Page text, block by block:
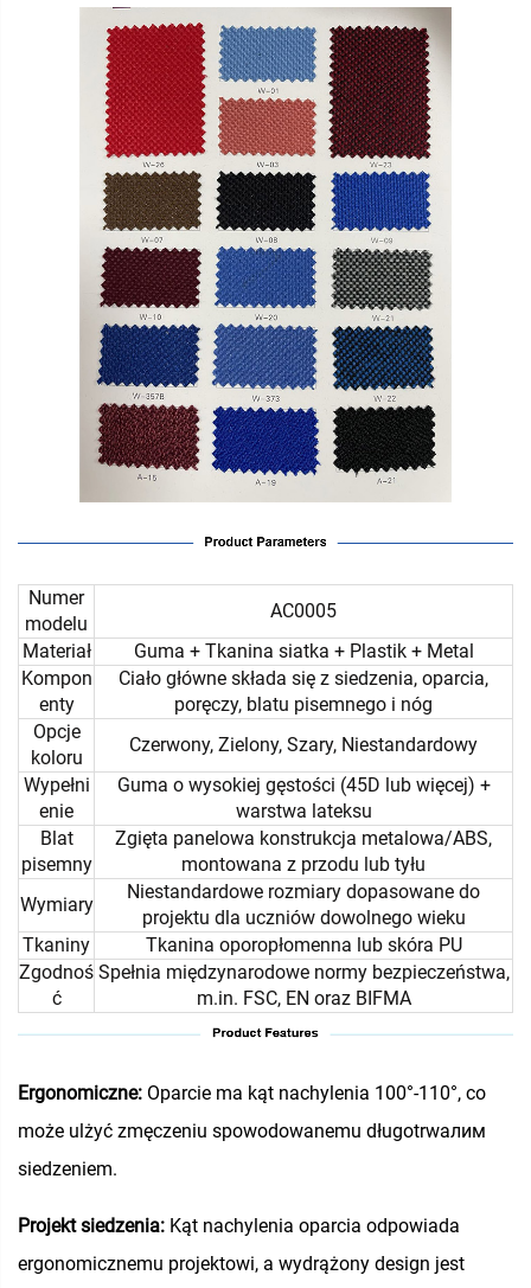
Numer
modelu
AC0005
Materiał
Guma + Tkanina siatka + Plastik + Metal
Kompon
enty
Ciało główne składa się z siedzenia, oparcia,
poręczy, blatu pisemnego i nóg
Opcje
koloru
Czerwony, Zielony, Szary, Niestandardowy
Wypełni
enie
Guma o wysokiej gęstości (45D lub więcej) +
warstwa lateksu
Blat
pisemny
Zgięta panelowa konstrukcja metalowa/ABS,
montowana z przodu lub tyłu
Wymiary
Niestandardowe rozmiary dopasowane do
projektu dla uczniów dowolnego wieku
Tkaniny
Tkanina oporopłomenna lub skóra PU
Zgodnoś
ć
Spełnia międzynarodowe normy bezpieczeństwa,
m.in. FSC, EN oraz BIFMA
Ergonomiczne: Oparcie ma kąt nachylenia 100°-110°, co
może ulżyć zmęczeniu spowodowanemu długotrwaлим
siedzeniem.
Projekt siedzenia: Kąt nachylenia oparcia odpowiada
ergonomicznemu projektowi, a wydrążony design jest